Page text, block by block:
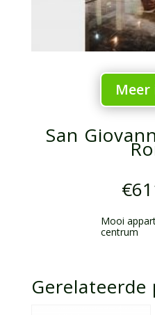
San
€
Mooi
centrum